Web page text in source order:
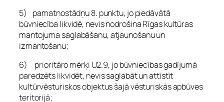
5) pamatnostādņu 8. punktu, jo piedāvātā
būvniecība likvidē, nevis nodrošina Rīgas kultūras
mantojuma saglabāšanu, atjaunošanu un
izmantošanu;
6) prioritāro mērķi U2.9, jo būvniecības gadījumā
paredzēts likvidēt, nevis saglabāt un attīstīt
kultūrvēsturiskos objektus šajā vēsturiskās apbūves
teritorijā;